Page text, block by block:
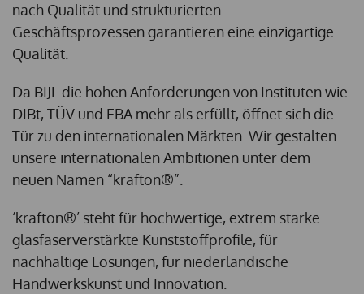
nach Qualität und strukturierten
Geschäftsprozessen garantieren eine einzigartige
Qualität.
Da BIJL die hohen Anforderungen von Instituten wie
DIBt, TÜV und EBA mehr als erfüllt, öffnet sich die
Tür zu den internationalen Märkten. Wir gestalten
unsere internationalen Ambitionen unter dem
neuen Namen “krafton®”.
‘krafton®’ steht für hochwertige, extrem starke
glasfaserverstärkte Kunststoffprofile, für
nachhaltige Lösungen, für niederländische
Handwerkskunst und Innovation.